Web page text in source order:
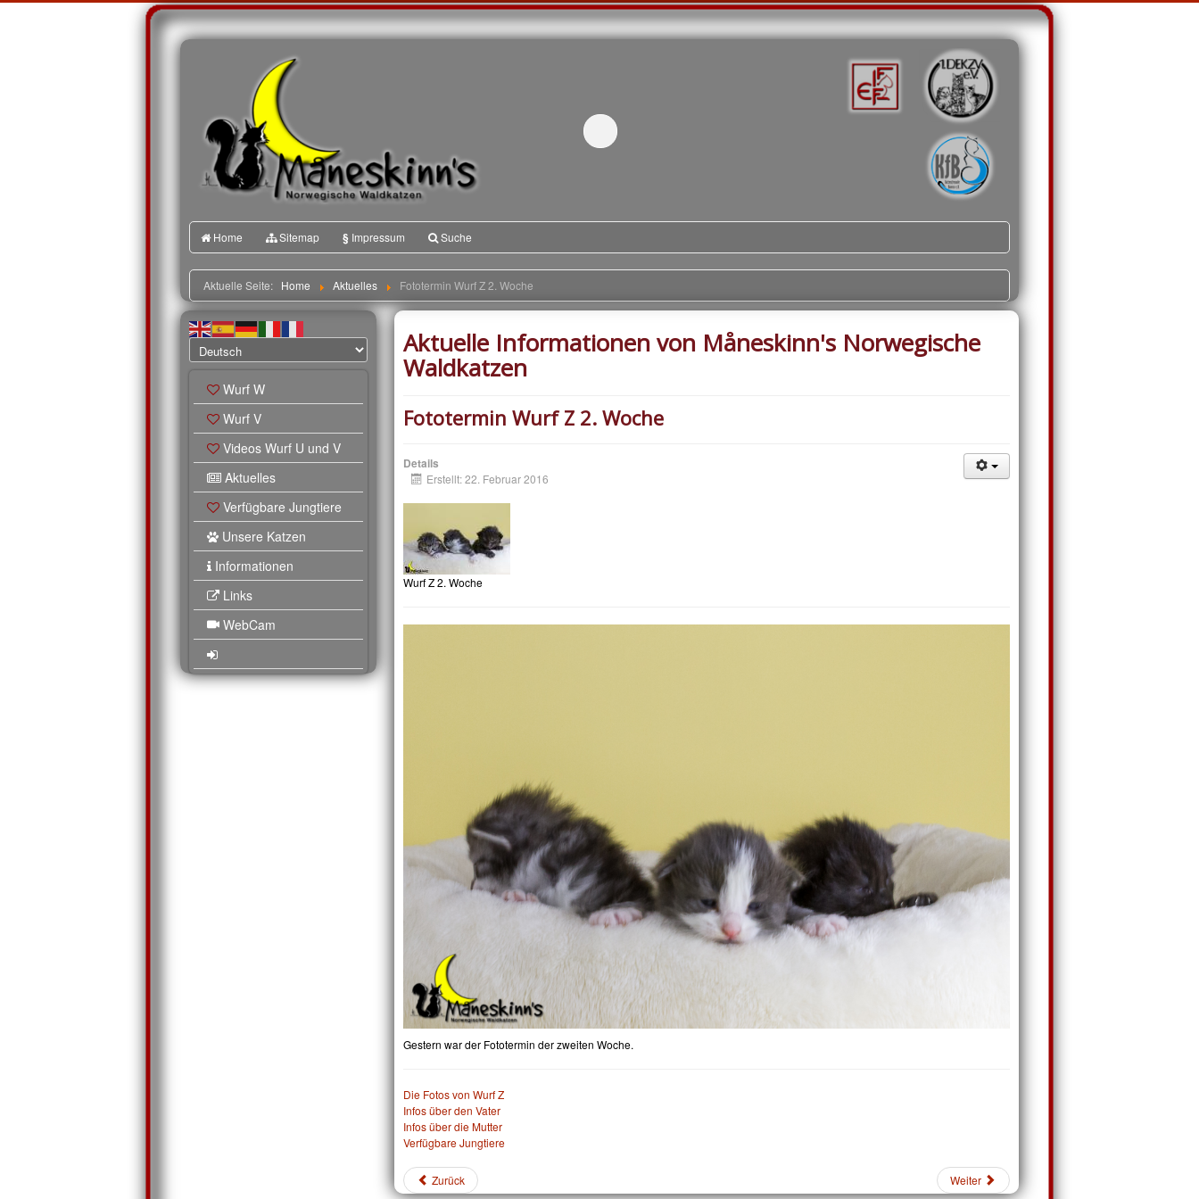
Home Sitemap § Impressum Suche
Aktuelle Seite: Home Aktuelles Fototermin Wurf Z 2. Woche
Wurf W
Wurf V
Videos Wurf U und V
Aktuelles
Verfügbare Jungtiere
Unsere Katzen
Informationen
Links
WebCam
Aktuelle Informationen von Måneskinn's Norwegische
Waldkatzen
Fototermin Wurf Z 2. Woche
Details
Erstellt: 22. Februar 2016
Wurf Z 2. Woche
Gestern war der Fototermin der zweiten Woche.
Die Fotos von Wurf Z
Infos über den Vater
Infos über die Mutter
Verfügbare Jungtiere
Zurück Weiter